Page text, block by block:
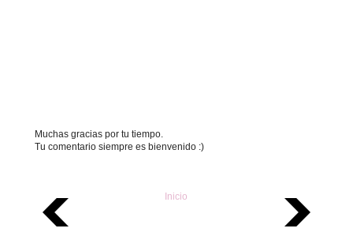
Muchas gracias por tu tiempo.
Tu comentario siempre es bienvenido :)
Inicio